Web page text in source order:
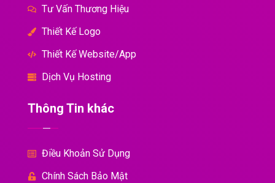
Tư Vấn Thương Hiệu
Thiết Kế Logo
Thiết Kế Website/App
Dịch Vụ Hosting
Thông Tin khác
Điều Khoản Sử Dụng
Chính Sách Bảo Mật